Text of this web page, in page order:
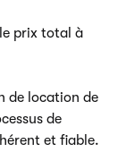
prix total à
de location de
de
et fiable.